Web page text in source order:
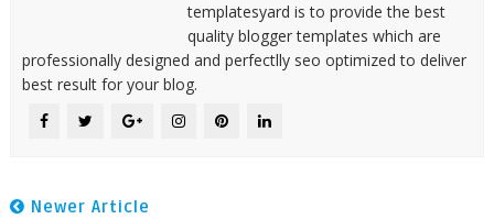
templatesyard is to provide the best
quality blogger templates which are
professionally designed and perfectlly seo optimized to deliver
best result for your blog.
Newer Article